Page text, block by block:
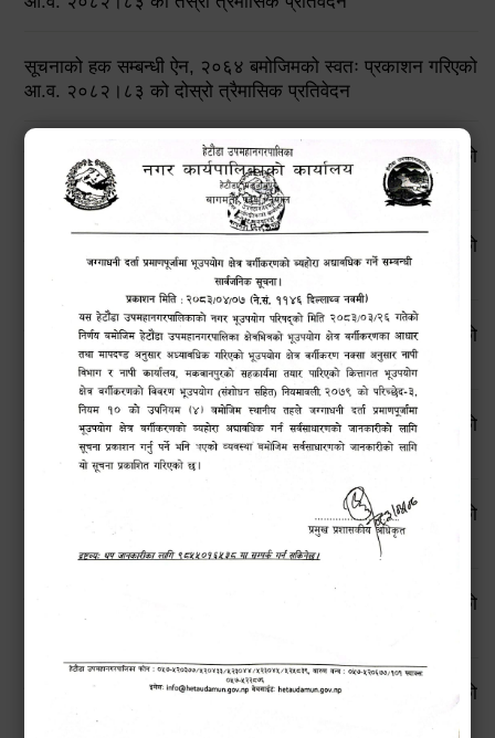
सूचनाको हक सम्बन्धी ऐन, २०६४ बमोजिमको स्वतः प्रकाशन गरिएको
आ.व. २०८२।८३ को दोस्रो त्रैमासिक प्रतिवेदन
सूचनाको हक सम्बन्धी ऐन, २०६४ बमोजिमको स्वतः प्रकाशन गरिएको
आ.व. २०८२।८३ को प्रथम त्रैमासिक प्रतिवेदन
सूचनाको हक सम्बन्धी ऐन, २०६४ बमोजिमको स्वतः प्रकाशन गरिएको
आ.व. २०८१।८२ को चौथो त्रैमासिक प्रतिवेदन
सूचनाको हक सम्बन्धी ऐन, २०६४ बमोजिमको स्वतः प्रकाशन गरिएको
आ.व. २०८१।८२ को तेस्रो त्रैमासिक प्रतिवेदन
सूचनाको हक सम्बन्धी ऐन, २०६४ बमोजिमको स्वतः प्रकाशन गरिएको
आ.व. २०८१।८२ को दोस्रो त्रैमासिक प्रतिवेदन
सूचनाको हक सम्बन्धी ऐन, २०६४ बमोजिमको स्वतः प्रकाशन गरिएको
आ.व. २०८१।८२ को प्रथम त्रैमासिक प्रतिवेदन
सूचनाको हक सम्बन्धी ऐन, २०६४ बमोजिमको स्वतः प्रकाशन गरिएको
सूचनाको हक सम्बन्धी ऐन, २०६४ बमोजिमको स्वतः प्रकाशन गरिएको
आ.व. २०८०।८१ को तेस्रो त्रैमासिक प्रतिवेदन